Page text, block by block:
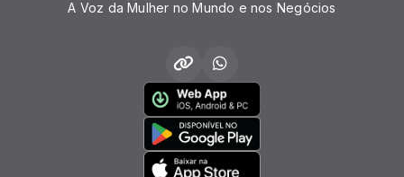
A Voz da Mulher no Mundo e nos Negócios